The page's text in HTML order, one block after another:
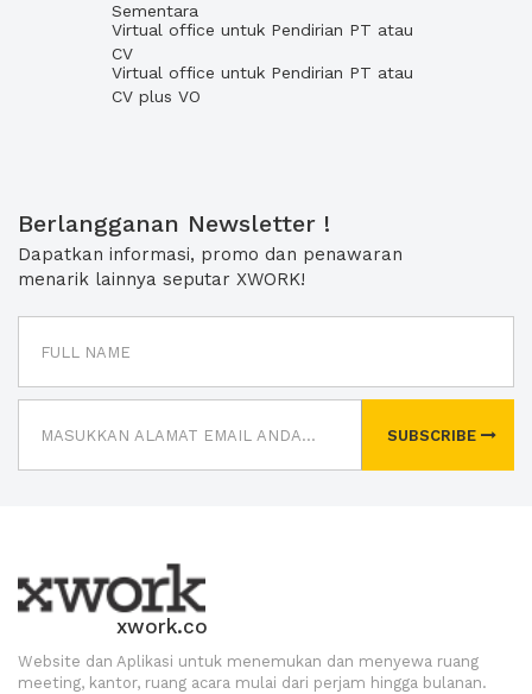
Sementara
Virtual office untuk Pendirian PT atau
CV
Virtual office untuk Pendirian PT atau
CV plus VO
Berlangganan Newsletter !
Dapatkan informasi, promo dan penawaran
menarik lainnya seputar XWORK!
SUBSCRIBE
xwork.co
Website dan Aplikasi untuk menemukan dan menyewa ruang
meeting, kantor, ruang acara mulai dari perjam hingga bulanan.